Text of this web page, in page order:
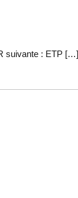
suivante : ETP […]